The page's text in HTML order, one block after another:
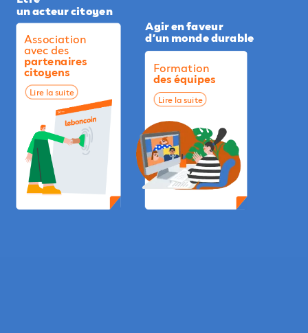
unacteurcitoyen
Lire lasuite
Agirenfaveur
d’unmondedurable
Association
avecdes
partenaires
citoyens
Lire lasuite
Formation
deséquipes